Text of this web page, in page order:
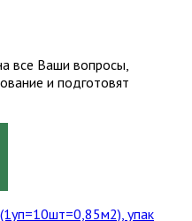
все Ваши вопросы,
и подготовят